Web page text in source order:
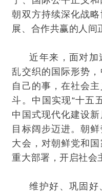
朝双方持续深化战
展、合作共赢的人间
近年来，面对加
乱交织的国际形势
自己的事，在社会
斗。中国实现“十五
中国式现代化建设
目标阔步迈进。朝
大会，对朝鲜党和
重大部署，开启社会
维护好、巩固好